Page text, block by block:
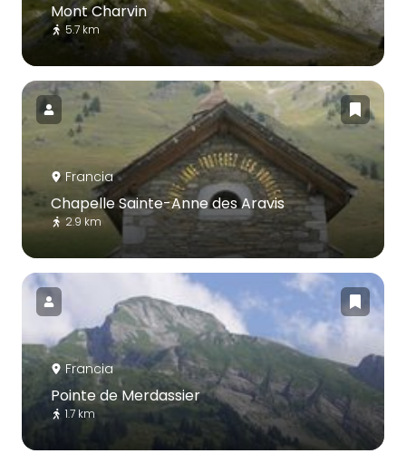
Mont Charvin
5.7 km
Francia
Chapelle Sainte-Anne des Aravis
2.9 km
Francia
Pointe de Merdassier
1.7 km